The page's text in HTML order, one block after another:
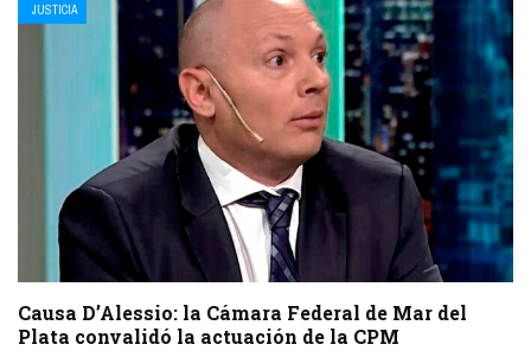
JUSTICIA
Causa D’Alessio: la Cámara Federal de Mar del
Plata convalidó la actuación de la CPM